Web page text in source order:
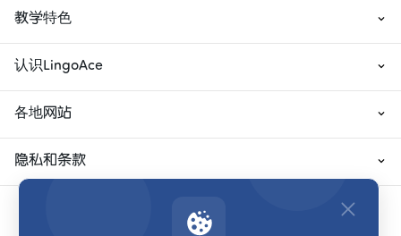
教学特色
认识LingoAce
各地网站
隐私和条款